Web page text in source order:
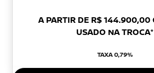
A PARTIR DE R$ 144.900,00 COM SEU
USADO NA TROCA*
TAXA 0,79%